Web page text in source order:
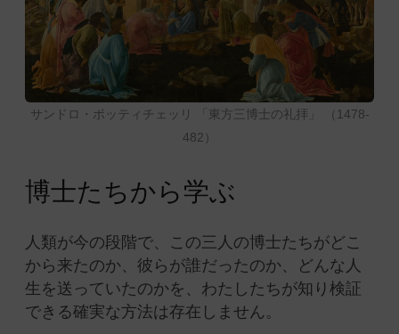
サンドロ・ボッティチェッリ 「東方三博士の礼拝」 （1478-
482）
博士たちから学ぶ
人類が今の段階で、この三人の博士たちがどこ
から来たのか、彼らが誰だったのか、どんな人
生を送っていたのかを、わたしたちが知り検証
できる確実な方法は存在しません。